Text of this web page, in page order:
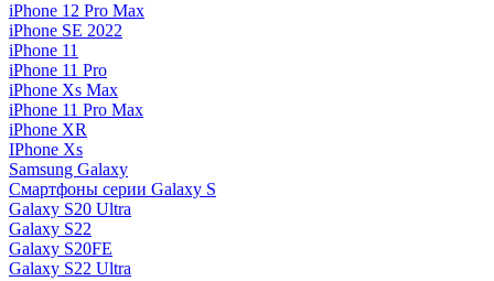
iPhone 12 Pro Max
iPhone SE 2022
iPhone 11
iPhone 11 Pro
iPhone Xs Max
iPhone 11 Pro Max
iPhone XR
IPhone Xs
Samsung Galaxy
Смартфоны серии Galaxy S
Galaxy S20 Ultra
Galaxy S22
Galaxy S20FE
Galaxy S22 Ultra